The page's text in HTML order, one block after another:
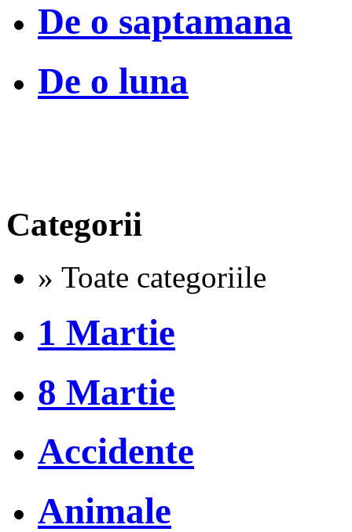
De o saptamana
De o luna
Categorii
» Toate categoriile
1 Martie
8 Martie
Accidente
Animale